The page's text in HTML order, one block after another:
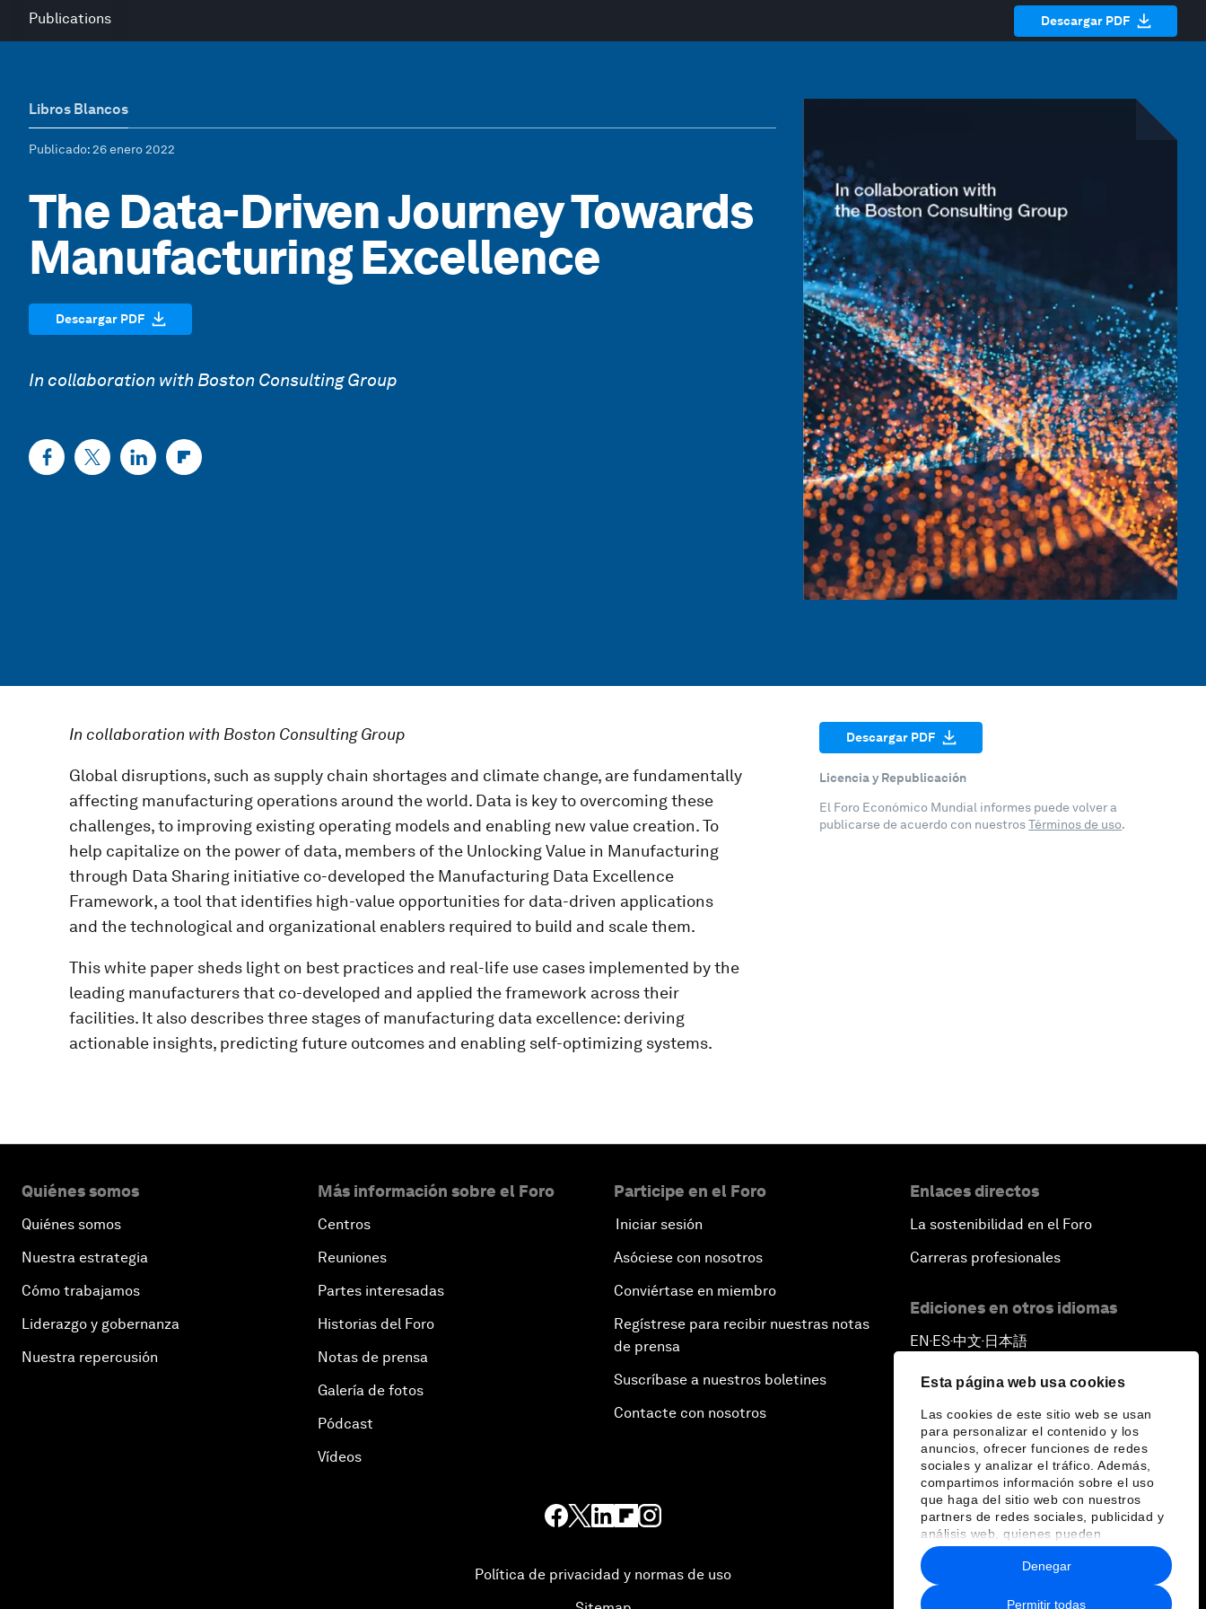
Esta página web usa cookies
Las cookies de este sitio web se usan
para personalizar el contenido y los
anuncios, ofrecer funciones de redes
sociales y analizar el tráfico. Además,
compartimos información sobre el uso
que haga del sitio web con nuestros
partners de redes sociales, publicidad y
análisis web, quienes pueden
combinarla con otra información que les
haya proporcionado o que hayan
recopilado a partir del uso que haya
hecho de sus servicios.
Permitir todas
Denegar
Publications Descargar PDF
Libros Blancos
Publicado: 26 enero 2022
The Data-Driven Journey Towards
Manufacturing Excellence
Descargar PDF
In collaboration with Boston Consulting Group
In collaboration with Boston Consulting Group
Global disruptions, such as supply chain shortages and climate change, are fundamentally
affecting manufacturing operations around the world. Data is key to overcoming these
challenges, to improving existing operating models and enabling new value creation. To
help capitalize on the power of data, members of the Unlocking Value in Manufacturing
through Data Sharing initiative co-developed the Manufacturing Data Excellence
Framework, a tool that identifies high-value opportunities for data-driven applications
and the technological and organizational enablers required to build and scale them.
This white paper sheds light on best practices and real-life use cases implemented by the
leading manufacturers that co-developed and applied the framework across their
facilities. It also describes three stages of manufacturing data excellence: deriving
actionable insights, predicting future outcomes and enabling self-optimizing systems.
Descargar PDF
Licencia y Republicación
El Foro Económico Mundial informes puede volver a
publicarse de acuerdo con nuestrosTérminos de uso.
Quiénes somos
Quiénes somos
Nuestra estrategia
Cómo trabajamos
Liderazgo y gobernanza
Nuestra repercusión
Más información sobre el Foro
Centros
Reuniones
Partes interesadas
Historias del Foro
Notas de prensa
Galería de fotos
Pódcast
Vídeos
Participe en el Foro
Iniciar sesión
Asóciese con nosotros
Conviértase en miembro
Regístrese para recibir nuestras notas
de prensa
Suscríbase a nuestros boletines
Contacte con nosotros
Enlaces directos
La sostenibilidad en el Foro
Carreras profesionales
Ediciones en otros idiomas
EN ▪ ES▪中文▪ 日本語
Política de privacidad y normas de uso